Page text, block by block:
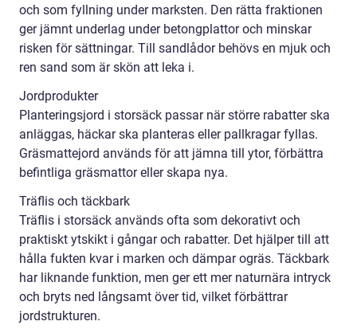
och som fyllning under marksten. Den rätta fraktionen
ger jämnt underlag under betongplattor och minskar
risken för sättningar. Till sandlådor behövs en mjuk och
ren sand som är skön att leka i.
Jordprodukter
Planteringsjord i storsäck passar när större rabatter ska
anläggas, häckar ska planteras eller pallkragar fyllas.
Gräsmattejord används för att jämna till ytor, förbättra
befintliga gräsmattor eller skapa nya.
Träflis och täckbark
Träflis i storsäck används ofta som dekorativt och
praktiskt ytskikt i gångar och rabatter. Det hjälper till att
hålla fukten kvar i marken och dämpar ogräs. Täckbark
har liknande funktion, men ger ett mer naturnära intryck
och bryts ned långsamt över tid, vilket förbättrar
jordstrukturen.